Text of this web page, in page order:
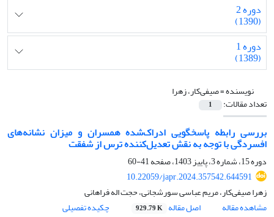
دوره 2
(1390)
دوره 1
(1389)
نویسنده =صیفی‌کار، زهرا
تعداد مقالات: 1
بررسی رابطه پاسخگویی ادراک‌شده همسران و میزان نشانه‌های
افسردگی با توجه به نقش تعدیل‌کننده ترس از شفقت
دوره 15، شماره 3، پاییز 1403، صفحه
41-60
10.22059/japr.2024.357542.644591
زهرا صیفی‌کار، مریم عباسی سورشجانی، حجت اله فراهانی
مشاهده مقاله
اصل مقاله 929.79 K چکیده تفصیلی